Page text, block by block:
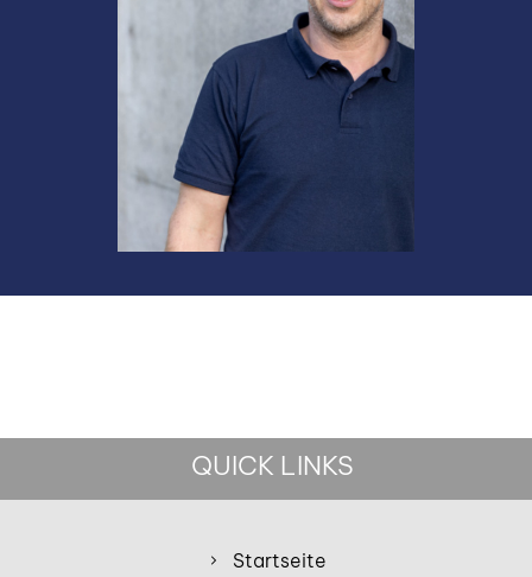
QUICK LINKS
Startseite